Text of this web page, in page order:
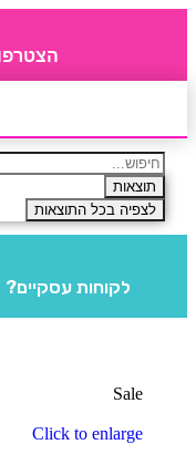
תוצאות
לצפיה בכל התוצאות
לקוחות עסקיים?
Sale
Click to enlarge